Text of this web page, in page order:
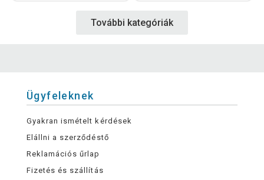
További kategóriák
Ügyfeleknek
Gyakran ismételt kérdések
Elállni a szerződéstő
Reklamációs űrlap
Fizetés és szállítás